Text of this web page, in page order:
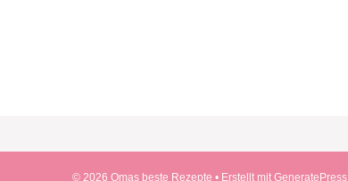
© 2026 Omas beste Rezepte • Erstellt mitGeneratePress